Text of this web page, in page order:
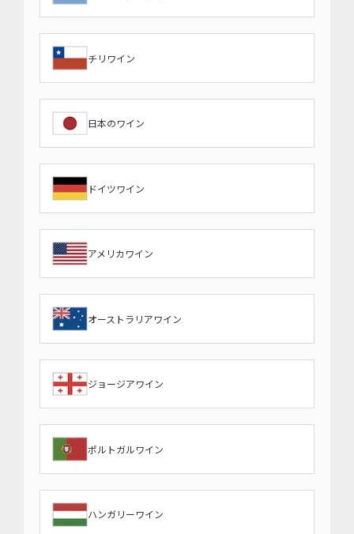
チリワイン
日本のワイン
ドイツワイン
アメリカワイン
オーストラリアワイン
ジョージアワイン
ポルトガルワイン
ハンガリーワイン